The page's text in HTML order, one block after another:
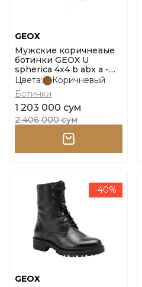
GEOX
Мужские коричневые
ботинки GEOX U
spherica 4x4 b abx a -
pe+te размер 44
Цвета:
Коричневый
Ботинки
1 203 000 сум
2 406 000 сум
-40%
GEOX